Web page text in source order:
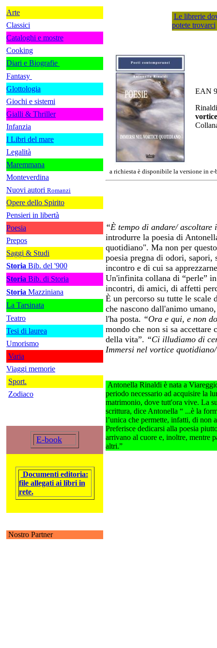
Arte
Classici
Cataloghi e mostre
Cooking
Diari e Biografie
Fantasy
Glottologia
Giochi e sistemi
Gialli & Thriller
Infanzia
I Libri del mare
Legalità
Maremmana
Monteverdina
Nuovi autori Romanzi
Opere dello Spirito
Pensieri in libertà
Poesia
Prepos
Saggi & Studi
Storia Bib. del '900
Storia Bib. di Storia
Storia Mazziniana
La Tarsinata
Teatro
Tesi di laurea
Umorismo
Varia
Viaggi memorie
Sport.
Zodiaco
E-book
Documenti editoria:
file allegati ai libri in
rete.
Nostro Partner
Le librerie
potete trovarci
EAN
a richiesta è disponibile la versione in
“È tempo di andare/
introdurre la poesia di
quotidiano". Ma non per
poesia pregna di odori,
incontro e di cui sa
Un'infinita collana di “perle”
incontri, di amici, di affetti
È un percorso su tutte le
che nascono dall'animo
l'ha posta. “Ora e qui, e non
mondo che non si sa accettare
della vita”. “Ci illudiamo di
Immersi nel vortice
Antonella Rinaldi è nata a
periodo necessario ad acquisire la
matrimonio, dove tutt'ora vive. La
scrittura, dice Antonella “ ...è la
l’unica che permette, infatti, di non
Preferisce dedicarsi alla poesia
arrivano al cuore e, inoltre, mentre
altri.”